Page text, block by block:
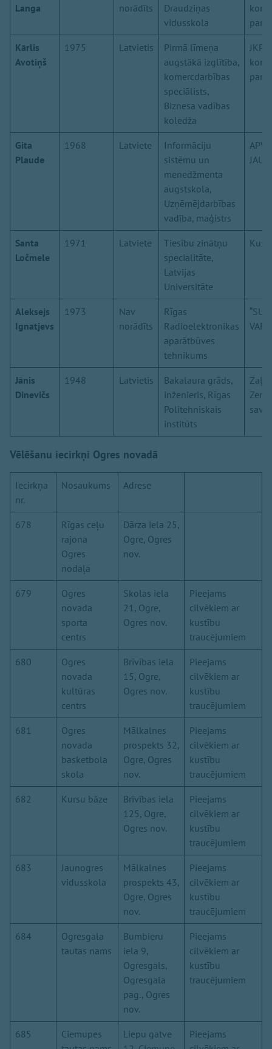
Langa
norādīts
Draudziņas
vidusskola
Kārlis
Avotiņš
1975 Latvietis
Pirmā līmeņa
augstākā izglītība,
komercdarbības
speciālists,
Biznesa vadības
koledža
JKP
Gita
Plaude
1968 Latviete
Informāciju
sistēmu un
menedžmenta
augstskola,
Uzņēmējdarbības
vadība, maģistrs
Santa
Ločmele
1971 Latviete
Tiesību zinātņu
specialitāte,
Latvijas
Universitāte
Aleksejs
Ignatjevs
1973
Nav
norādīts
Rīgas
Radioelektronikas
aparātbūves
tehnikums
Jānis
Dinevičs
1948 Latvietis
Bakalaura grāds,
inženieris, Rīgas
Politehniskais
institūts
Zaļo
Vēlēšanu iecirkņi Ogres novadā
Iecirkņa
nr.
Nosaukums Adrese
678
Rīgas ceļu
rajona
Ogres
nodaļa
Dārza iela 25,
Ogre, Ogres
nov.
679
Ogres
novada
sporta
centrs
Skolas iela
21, Ogre,
Ogres nov.
Pieejams
cilvēkiem ar
kustību
traucējumiem
680
Ogres
novada
kultūras
centrs
Brīvības iela
15, Ogre,
Ogres nov.
Pieejams
cilvēkiem ar
kustību
traucējumiem
681
Ogres
novada
basketbola
skola
Mālkalnes
prospekts 32,
Ogre, Ogres
nov.
Pieejams
cilvēkiem ar
kustību
traucējumiem
682 Kursu bāze
Brīvības iela
125, Ogre,
Ogres nov.
Pieejams
cilvēkiem ar
kustību
traucējumiem
683
Jaunogres
vidusskola
Mālkalnes
prospekts 43,
Ogre, Ogres
nov.
Pieejams
cilvēkiem ar
kustību
traucējumiem
684
Ogresgala
tautas nams
Bumbieru
iela 9,
Ogresgals,
Ogresgala
pag., Ogres
nov.
Pieejams
cilvēkiem ar
kustību
traucējumiem
685
Ciemupes
Liepu gatve
Pieejams